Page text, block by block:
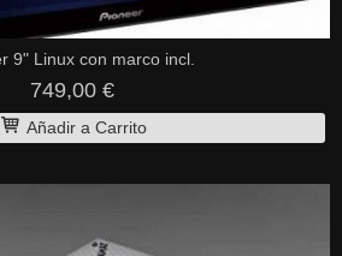
9" Linux con marco incl.
749,00 €
Añadir a Carrito